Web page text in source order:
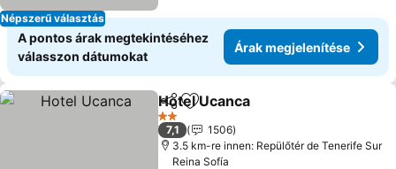
Népszerű választás
A pontos árak megtekintéséhez
válasszon dátumokat
Árak megjelenítése
Megosztás
Hozzáadás a kedvencekhez
Hotel Ucanca
2 Kategória
7,1
1506
3.5 km-re innen: Repülőtér de Tenerife Sur
Reina Sofía